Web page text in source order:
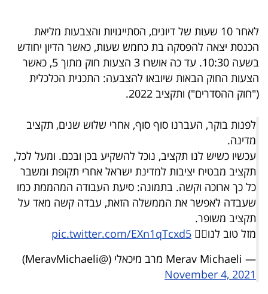
הכלכלי
פודקאסט
40
UNDER
40
שיתופי
פעולה
ניוזלטרים
לאחר 10 שעות של דיונים, הסתייגויות והצבעות מליאת
הכנסת יצאה להפסקה בת כחמש שעות, כאשר הדיון יחודש
בשעה 10:30. עד כה אושרו 3 הצעות חוק מתוך 5, כאשר
הצעות החוק הבאות שיובאו להצבעה: התכנית הכלכלית
("חוק ההסדרים") ותקציב 2022.
לפנות בוקר, העברנו סוף סוף, אחרי שלוש שנים, תקציב
מדינה.
עכשיו כשיש לנו תקציב, נוכל להשקיע בכן ובכם. ומעל לכל,
תקציב מבטיח יציבות למדינת ישראל אחרי תקופת ומשבר
כל כך ארוכה וקשה. בתמונה: סיעת העבודה המהממת כמו
שעבדה לאפשר את הממשלה הזאת, עבדה קשה מאד על
תקציב משופר.
מזל טוב לנו🤸‍♀️ pic.twitter.com/EXn1qTcxd5
— Merav Michaeli מרב מיכאלי (@MeravMichaeli)
November 4, 2021